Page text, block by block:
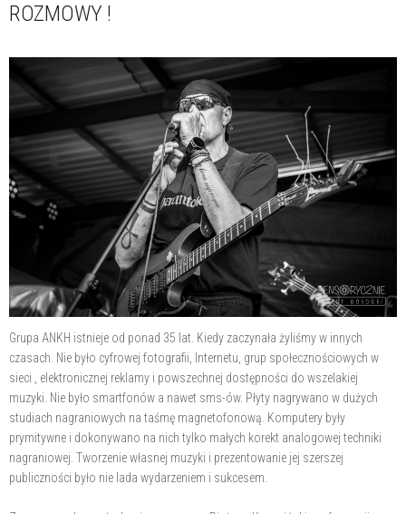
ROZMOWY !
Grupa ANKH istnieje od ponad 35 lat. Kiedy zaczynała żyliśmy w innych
czasach. Nie było cyfrowej fotografii, Internetu, grup społecznościowych w
sieci , elektronicznej reklamy i powszechnej dostępności do wszelakiej
muzyki. Nie było smartfonów a nawet sms-ów. Płyty nagrywano w dużych
studiach nagraniowych na taśmę magnetofonową. Komputery były
prymitywne i dokonywano na nich tylko małych korekt analogowej techniki
nagraniowej. Tworzenie własnej muzyki i prezentowanie jej szerszej
publiczności było nie lada wydarzeniem i sukcesem.